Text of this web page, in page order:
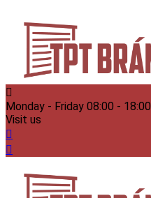
Monday - Friday 08:00 - 18:00
Visit us